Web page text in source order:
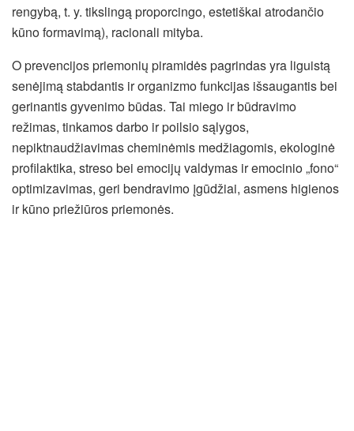
rengybą, t. y. tikslingą proporcingo, estetiškai atrodančio
kūno formavimą), racionali mityba.
O prevencijos priemonių piramidės pagrindas yra liguistą
senėjimą stabdantis ir organizmo funkcijas išsaugantis bei
gerinantis gyvenimo būdas. Tai miego ir būdravimo
režimas, tinkamos darbo ir poilsio sąlygos,
nepiktnaudžiavimas cheminėmis medžiagomis, ekologinė
profilaktika, streso bei emocijų valdymas ir emocinio „fono“
optimizavimas, geri bendravimo įgūdžiai, asmens higienos
ir kūno priežiūros priemonės.